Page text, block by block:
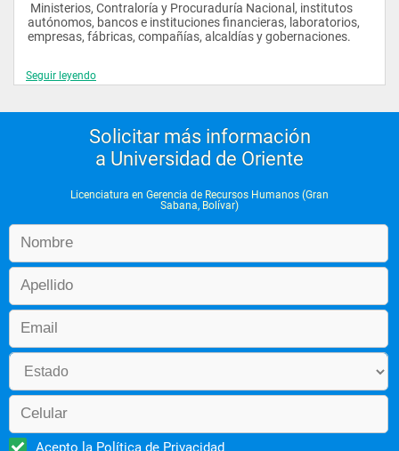
autónomos, bancos e instituciones financieras, laboratorios,
empresas, fábricas, compañías, alcaldías y gobernaciones.
Seguir leyendo
Solicitar más información
a Universidad de Oriente
Licenciatura en Gerencia de Recursos Humanos (Gran
Sabana, Bolívar)
Acepto la Política de Privacidad